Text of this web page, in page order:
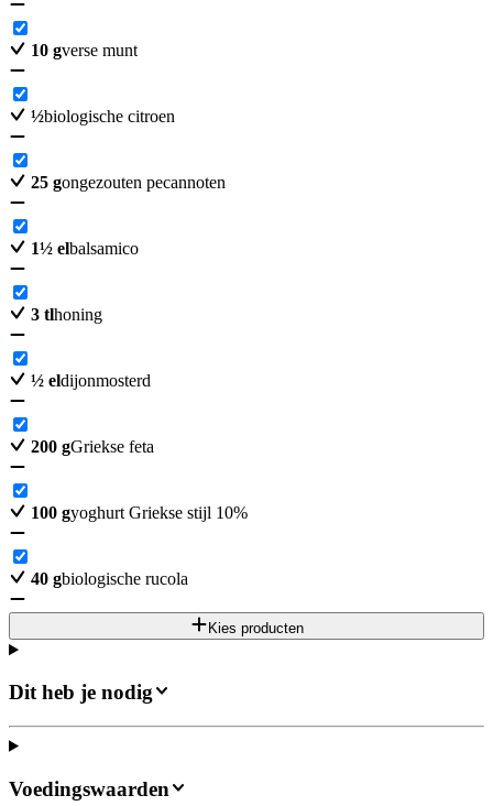
10 gverse munt
½biologische citroen
25 gongezouten pecannoten
1½ elbalsamico
3 tlhoning
½ eldijonmosterd
200 gGriekse feta
100 gyoghurt Griekse stijl 10%
40 gbiologische rucola
Kies producten
Dit heb je nodig
Voedingswaarden